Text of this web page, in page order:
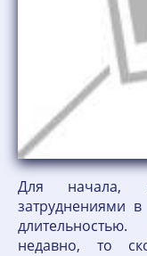
Для начала,
затруднениями
недавно, то